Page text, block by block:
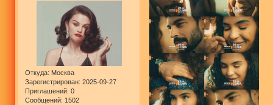
Откуда: Москва
Зарегистрирован: 2025-09-27
Приглашений: 0
Сообщений: 1502